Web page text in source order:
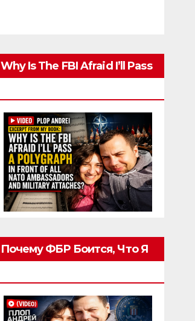
Why Is The FBI Afraid I’ll Pass
Почему ФБР Боится, Что Я